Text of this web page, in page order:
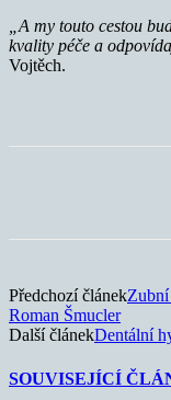
„A my touto cestou
kvality péče a
Vojtěch.
Předchozí článekZubní
Roman Šmucler
Další článekDentální
SOUVISEJÍCÍ